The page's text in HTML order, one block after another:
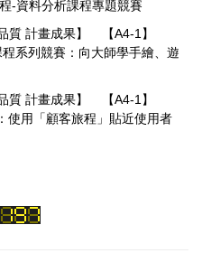
-資料分析課程專題競賽
質 計畫成果】
【A4-1】
系列競賽：向大師學手繪、遊
質 計畫成果】
【A4-1】
使用「顧客旅程」貼近使用者